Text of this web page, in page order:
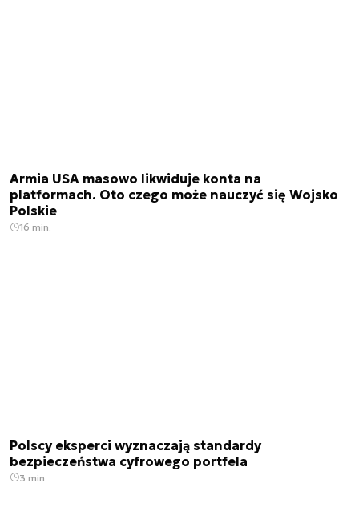
Armia USA masowo likwiduje konta na
platformach. Oto czego może nauczyć się Wojsko
Polskie
16 min.
Polscy eksperci wyznaczają standardy
bezpieczeństwa cyfrowego portfela
3 min.